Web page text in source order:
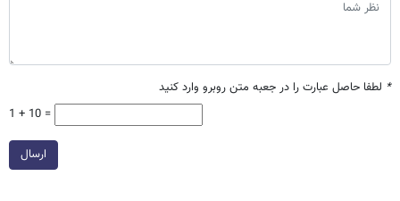
* لطفا حاصل عبارت را در جعبه متن روبرو وارد کنید
1 + 10 =
ارسال